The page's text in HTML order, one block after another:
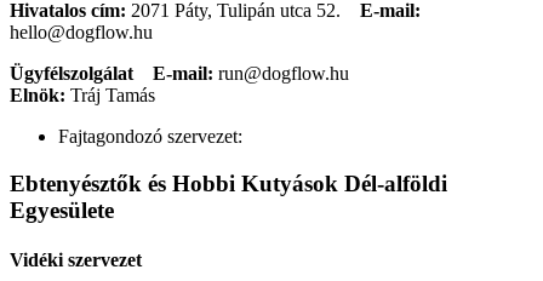
Hivatalos cím: 2071 Páty, Tulipán utca 52. E-mail:
hello@dogflow.hu
Ügyfélszolgálat
E-mail: run@dogflow.hu
Elnök: Tráj Tamás
Fajtagondozó szervezet:
Ebtenyésztők és Hobbi Kutyások Dél-alföldi
Egyesülete
Vidéki szervezet